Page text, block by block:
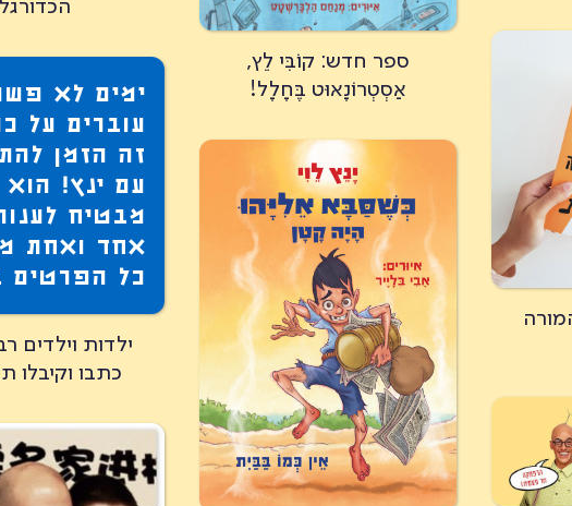
ספר חדש: קוֹבִּי לֵץ,
אַסְטְרוֹנָאוּט בֶּחָלָל!
הכדורגל
ימים לא
עוברים על
זה הזמן
עם ינץ! הוא
מבטיח
אחד ואחת
כל הפרטים
ילדות וילדים
כתבו וקיבלו